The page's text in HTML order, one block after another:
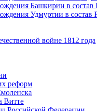
Башкирии в состав
Удмуртии в состав
войне 1812 года
реформ
Витте